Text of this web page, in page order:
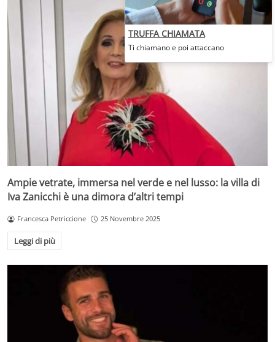
Ampie vetrate, immersa nel verde e nel lusso: la villa di
Iva Zanicchi è una dimora d’altri tempi
Francesca Petriccione 25 Novembre 2025
Leggi di più
TRUFFA CHIAMATA
Ti chiamano e poi attaccano